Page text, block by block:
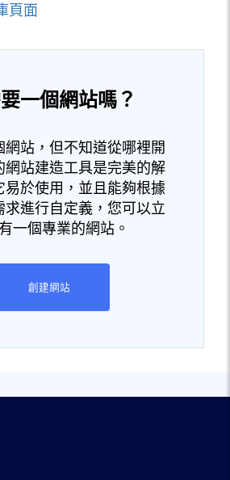
頁面
一個網站嗎？
網站，但不知道從哪裡開
網站建造工具是完美的解
易於使用，並且能夠根據
求進行自定義，您可以立
一個專業的網站。
創建網站